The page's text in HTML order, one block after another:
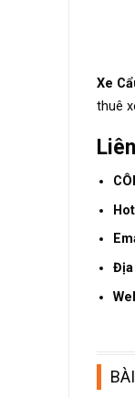
Xe
thuê
Địa